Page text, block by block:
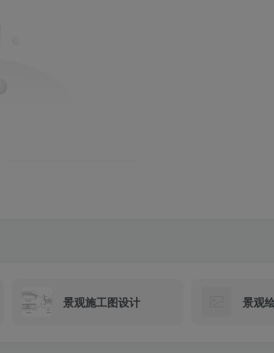
景观施工图设计 景观